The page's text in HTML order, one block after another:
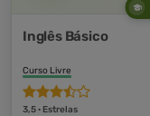
Inglês Básico
Curso Livre
3,5 · Estrelas